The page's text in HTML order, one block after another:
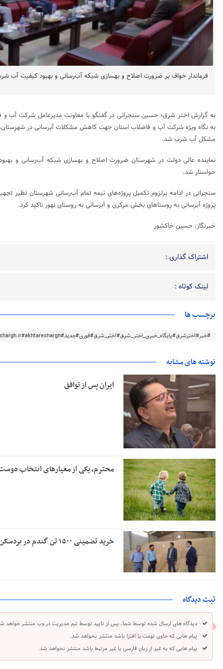
فرماندار خواف بر ضرورت اصلاح و بهسازی شبکه آب‌رسانی و بهبود کیفیت آب
به گزارش اختر شرق؛ حسین سنجرانی در گفتگو با معاونت مدیرعامل شرکت آب و
به نگاه ویژه شرکت آب و فاضلاب استان جهت کاهش مشکلات آبرسانی در
مشکل آب شرب شد.
نماینده عالی دولت در شهرستان ضرورت اصلاح و بهسازی شبکه آب‌رسانی و
خواستار شد.
سنجرانی در ادامه برلزوم تکمیل پروژه‌های نیمه تمام آب‌رسانی شهرستان نظیر
پروژه آبرسانی به روستاهای بخش مرکزی و آبرسانی به روستای نهور تاکید کرد.
خبرنگار: حسین خاکشور
اشتراک گذاری :
لینک کوتاه :
برچسب ها
#خبر#اخترشرق#پایگاه_خبری_اختر_شرق#اختر_شرق#فوری#جدید#akhtareshargh.ir#akhtareshargh#خراسان#خراسان_رضوی
نوشته های مشابه
ایران پس از توافق
محترم، یکی از معیارهای انتخاب
خرید تضمینی ۱۵۰۰ تن گندم در بردسکن
ثبت دیدگاه
دیدگاه های ارسال شده توسط شما، پس از تایید توسط تیم مدیریت در وب منتشر خواهد
پیام هایی که حاوی تهمت یا افترا باشد منتشر نخواهد شد.
پیام هایی که به غیر از زبان فارسی یا غیر مرتبط باشد منتشر نخواهد شد.